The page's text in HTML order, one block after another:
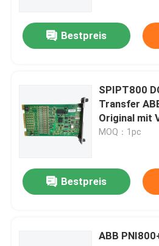
GE-Modul
Schneider Electric Ersatzteile
Honeywell-Modul
Bestpreis
SPIPT800
Transfer
Original mit
MOQ：1pc
Bestpreis
ABB